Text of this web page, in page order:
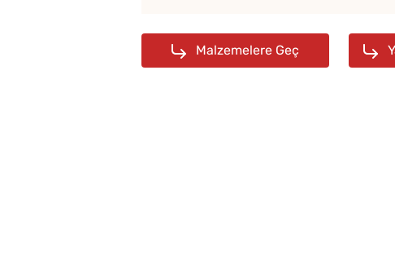
Malzemelere Geç